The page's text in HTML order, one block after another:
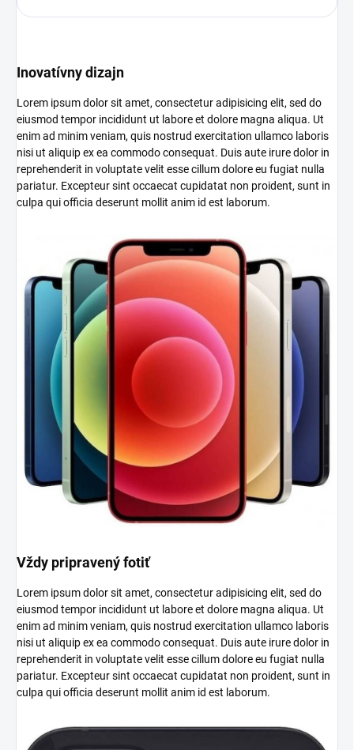
Inovatívny dizajn
Lorem ipsum dolor sit amet, consectetur adipisicing elit, sed do
eiusmod tempor incididunt ut labore et dolore magna aliqua. Ut
enim ad minim veniam, quis nostrud exercitation ullamco laboris
nisi ut aliquip ex ea commodo consequat. Duis aute irure dolor in
reprehenderit in voluptate velit esse cillum dolore eu fugiat nulla
pariatur. Excepteur sint occaecat cupidatat non proident, sunt in
culpa qui officia deserunt mollit anim id est laborum.
Vždy pripravený fotiť
Lorem ipsum dolor sit amet, consectetur adipisicing elit, sed do
eiusmod tempor incididunt ut labore et dolore magna aliqua. Ut
enim ad minim veniam, quis nostrud exercitation ullamco laboris
nisi ut aliquip ex ea commodo consequat. Duis aute irure dolor in
reprehenderit in voluptate velit esse cillum dolore eu fugiat nulla
pariatur. Excepteur sint occaecat cupidatat non proident, sunt in
culpa qui officia deserunt mollit anim id est laborum.